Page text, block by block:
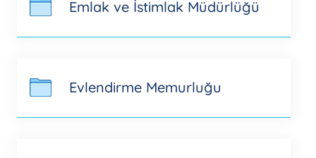
Emlak ve İstimlak Müdürlüğü
Evlendirme Memurluğu